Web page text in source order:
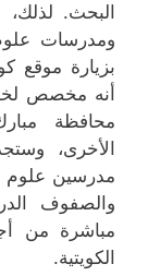
البحث.
ومدرسات
بزيارة موقع
أنه مخصص
محافظة
الأخرى،
مدرسين علوم
والصفوف
مباشرة من
الكويتية.